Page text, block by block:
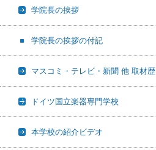
学院長の挨拶
学院長の挨拶の付記
マスコミ・テレビ・新聞 他 取材歴
ドイツ国立楽器専門学校
本学校の紹介ビデオ